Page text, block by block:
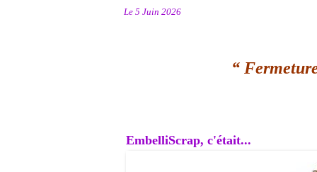
Le 5 Juin 2026
“
EmbelliScrap, c'était...